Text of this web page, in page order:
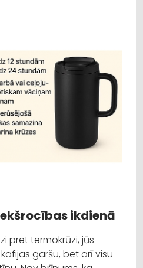
ikdienā
pret termokrūzi, jūs
garšu, bet arī visu